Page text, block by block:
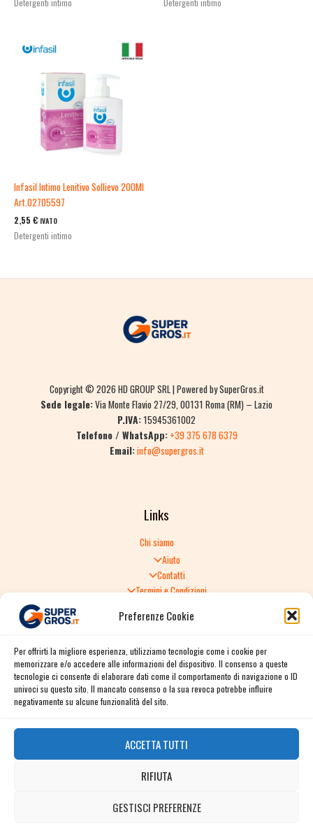
Preferenze Cookie
Per offrirti la migliore esperienza, utilizziamo tecnologie come i cookie per
memorizzare e/o accedere alle informazioni del dispositivo. Il consenso a queste
tecnologie ci consente di elaborare dati come il comportamento di navigazione o ID
univoci su questo sito. Il mancato consenso o la sua revoca potrebbe influire
negativamente su alcune funzionalità del sito.
ACCETTA TUTTI
RIFIUTA
GESTISCI PREFERENZE
Detergenti intimo Detergenti intimo
Infasil Intimo Lenitivo Sollievo 200Ml
Art.02705597
2,55 € IVATO
Detergenti intimo
Copyright © 2026 HD GROUP SRL | Powered by SuperGros.it
Sede legale:Via Monte Flavio 27/29, 00131 Roma (RM) – Lazio
P.IVA:15945361002
Telefono / WhatsApp: +39 375 678 6379
Email:info@supergros.it
Links
Chi siamo
Aiuto
Contatti
Termini e Condizioni
Politica di Reso
Spedizione e consegna
Informativa sulla Privacy
Cookie Policy
Facebook
Instagram
Twitter / X